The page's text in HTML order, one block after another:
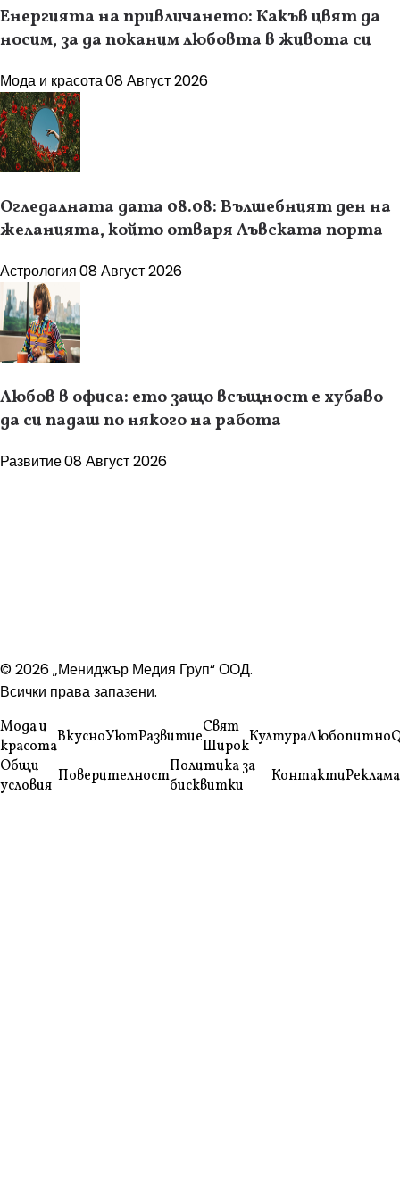
Енергията на привличането: Какъв цвят да
носим, за да поканим любовта в живота си
Мода и красота08 Август 2026
Огледалната дата 08.08: Вълшебният ден на
желанията, който отваря Лъвската порта
Астрология08 Август 2026
Любов в офиса: ето защо всъщност е хубаво
да си падаш по някого на работа
Развитие08 Август 2026
© 2026 „Мениджър Медия Груп“ ООД.
Всички права запазени.
Мода и
красотаВкусноУютРазвитиеСвят
ШирокКултураЛюбопитно
Общи
условия ПоверителностПолитика за
бисквитки
КонтактиРеклама